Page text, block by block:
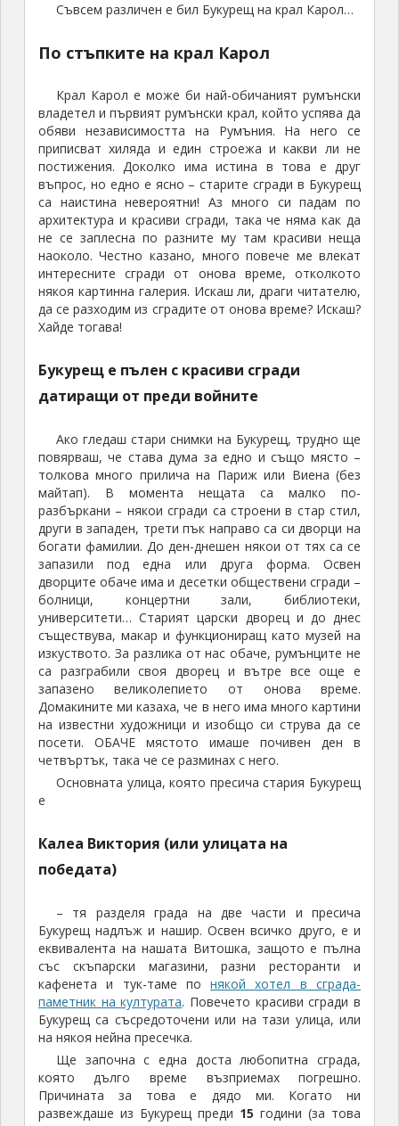
Съвсем различен е бил Букурещ на крал Карол…
По стъпките на крал Карол
Крал Карол е може би най-обичаният румънски
владетел и първият румънски крал, който успява да
обяви независимостта на Румъния. На него се
приписват хиляда и един строежа и какви ли не
постижения. Доколко има истина в това е друг
въпрос, но едно е ясно – старите сгради в Букурещ
са наистина невероятни! Аз много си падам по
архитектура и красиви сгради, така че няма как да
не се заплесна по разните му там красиви неща
наоколо. Честно казано, много повече ме влекат
интересните сгради от онова време, отколкото
някоя картинна галерия. Искаш ли, драги читателю,
да се разходим из сградите от онова време? Искаш?
Хайде тогава!
Букурещ е пълен с красиви сгради
датиращи от преди войните
Ако гледаш стари снимки на Букурещ, трудно ще
повярваш, че става дума за едно и също място –
толкова много прилича на Париж или Виена (без
майтап). В момента нещата са малко по-
разбъркани – някои сгради са строени в стар стил,
други в западен, трети пък направо са си дворци на
богати фамилии. До ден-днешен някои от тях са се
запазили под една или друга форма. Освен
дворците обаче има и десетки обществени сгради –
болници, концертни зали, библиотеки,
университети… Старият царски дворец и до днес
съществува, макар и функциониращ като музей на
изкуството. За разлика от нас обаче, румънците не
са разграбили своя дворец и вътре все още е
запазено великолепието от онова време.
Домакините ми казаха, че в него има много картини
на известни художници и изобщо си струва да се
посети. ОБАЧЕ мястото имаше почивен ден в
четвъртък, така че се разминах с него.
Основната улица, която пресича стария Букурещ
е
Калеа Виктория (или улицата на
победата)
– тя разделя града на две части и пресича
Букурещ надлъж и нашир. Освен всичко друго, е и
еквивалента на нашата Витошка, защото е пълна
със скъпарски магазини, разни ресторанти и
кафенета и тук-таме понякой хотел в сграда-
паметник на културата. Повечето красиви сгради в
Букурещ са съсредоточени или на тази улица, или
на някоя нейна пресечка.
Ще започна с една доста любопитна сграда,
която дълго време възприемах погрешно.
Причината за това е дядо ми. Когато ни
развеждаше из Букурещ преди 15 години (за това